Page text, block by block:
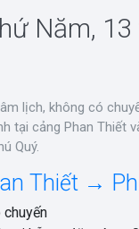
Năm,
lịch, không có
tại cảng Phan Thiết
Quý.
Thiết →
chuyến